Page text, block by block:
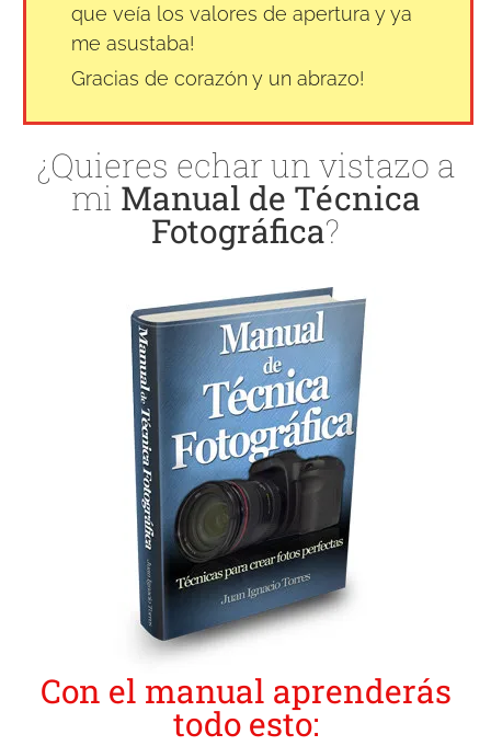
que veía los valores de apertura y ya
me asustaba!
Gracias de corazón y un abrazo!
¿Quieres echar un vistazo a
mi Manual de Técnica
Fotográfica?
Con el manual aprenderás
todo esto: